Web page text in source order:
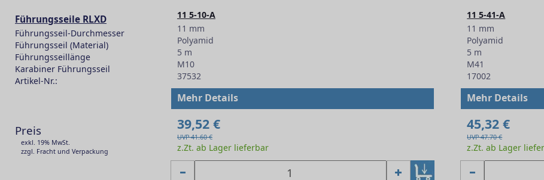
Führungsseile RLXD
Führungsseil-Durchmesser
Führungsseil (Material)
Führungsseillänge
Karabiner Führungsseil
Artikel-Nr.:
Preis
exkl. 19% MwSt.
zzgl. Fracht und Verpackung
11 5-10-A
11 mm
Polyamid
5 m
M10
37532
Mehr Details
39,52 €
UVP 41.60 €
z.Zt. ab Lager lieferbar
11 5-41-A
11 mm
Polyamid
5 m
M41
17002
Mehr Details
45,32 €
UVP 47.70 €
z.Zt. ab Lager